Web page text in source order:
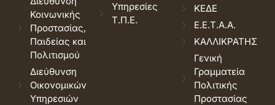
Κοινωνικής
Προστασίας,
Παιδείας και
Πολιτισμού
Διεύθυνση
Οικονομικών
Υπηρεσιών
Υπηρεσίες
Τ.Π.Ε.
ΚΕΔΕ
Ε.Ε.Τ.Α.Α.
ΚΑΛΛΙΚΡΑΤΗΣ
Γενική
Γραμματεία
Πολιτικής
Προστασίας